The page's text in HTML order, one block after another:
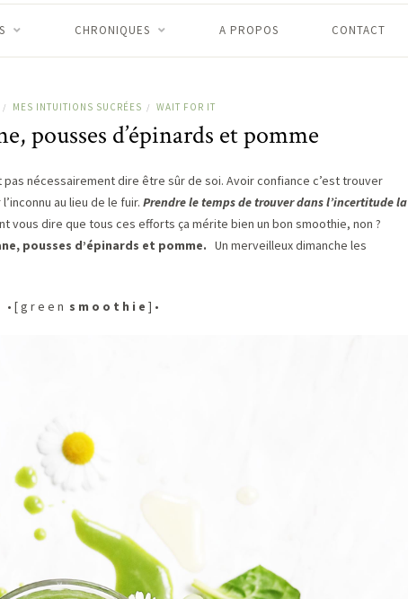
CHRONIQUES A PROPOS CONTACT
/ MES INTUITIONS SUCRÉES / WAIT FOR IT
pousses d’épinards et pomme
nécessairement dire être sûr de soi. Avoir confiance c’est trouver
au lieu de le fuir. Prendre le temps de trouver dans l’incertitude la
vous dire que tous ces efforts ça mérite bien un bon smoothie, non ?
pousses d’épinards et pomme. Un merveilleux dimanche les
• [ g r e e n s m o o t h i e ] •